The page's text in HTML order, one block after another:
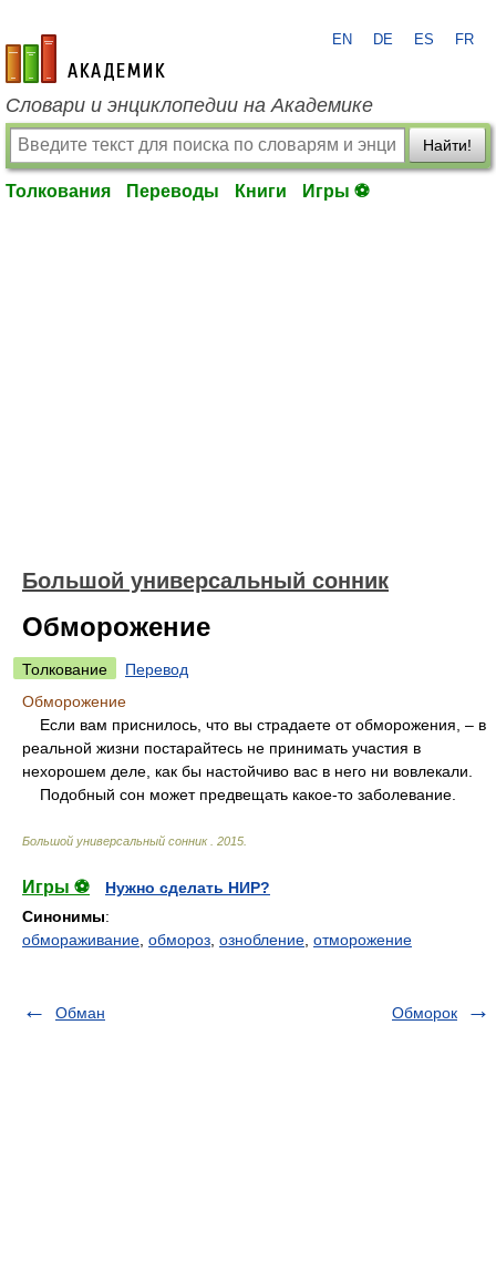
academic.ru
EN DE ES FR
Словари и энциклопедии на Академике
Найти!
Толкования Переводы Книги Игры ⚽
Большой универсальный сонник
Обморожение
Толкование
Перевод
Обморожение
Если вам приснилось, что вы страдаете от обморожения, – в
реальной жизни постарайтесь не принимать участия в
нехорошем деле, как бы настойчиво вас в него ни вовлекали.
Подобный сон может предвещать какое-то заболевание.
Большой универсальный сонник 2015
Игры ⚽
Нужно сделать НИР?
Синонимы:
обмораживание обмороз ознобление отморожение
Обман Обморок